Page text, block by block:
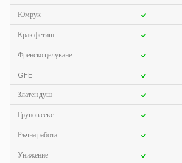
Юмрук
Крак фетиш
Френско целуване
GFE
Златен душ
Групов секс
Ръчна работа
Унижение